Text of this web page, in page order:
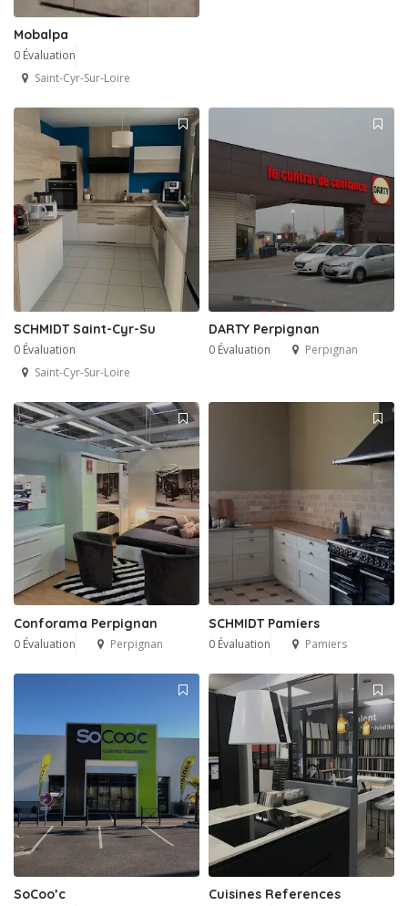
Mobalpa
0 Évaluation
Saint-Cyr-Sur-Loire
SCHMIDT Saint-Cyr-Su
0 Évaluation
Saint-Cyr-Sur-Loire
DARTY Perpignan
0 Évaluation Perpignan
Conforama Perpignan
0 Évaluation Perpignan
SCHMIDT Pamiers
0 Évaluation Pamiers
SoCoo’c Cuisines References